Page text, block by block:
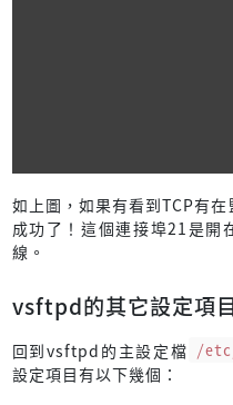
如上圖，如果有看到TCP有
成功了！這個連接埠21是開
線。
vsftpd的其它設定項
回到vsftpd的主設定檔 /
設定項目有以下幾個：